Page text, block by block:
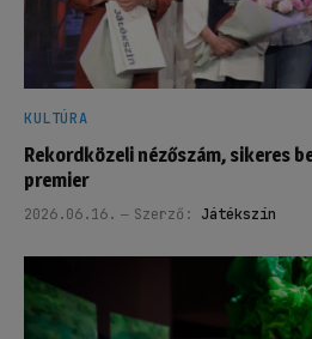
KULTÚRA
Rekordközeli nézőszám, sikeres
premier
2026.06.16. Szerző: Játékszín